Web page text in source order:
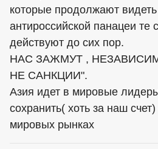
которые продолжают видеть
антироссийской панацеи те
действуют до сих пор.
НАС ЗАЖМУТ ,
НЕ САНКЦИИ".
Азия идет в мировые
сохранить( хоть за наш
мировых рынках